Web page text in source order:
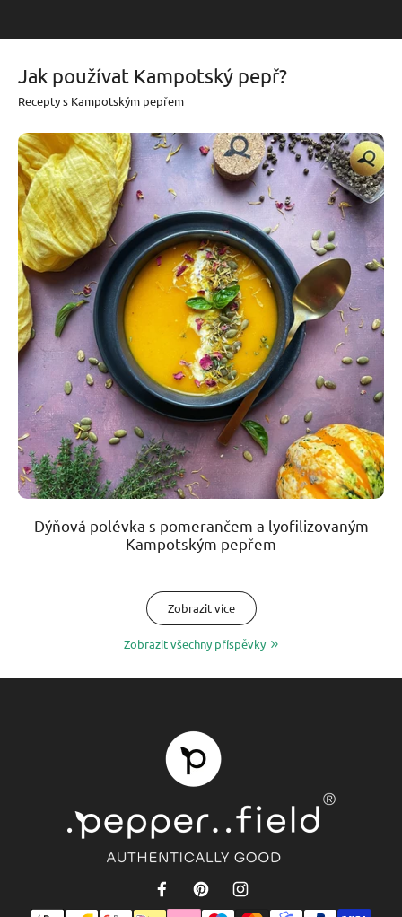
Jak používat Kampotský pepř?
Recepty s Kampotským pepřem
Dýňová polévka s pomerančem a lyofilizovaným
Kampotským pepřem
Zobrazit více
Zobrazit všechny příspěvky